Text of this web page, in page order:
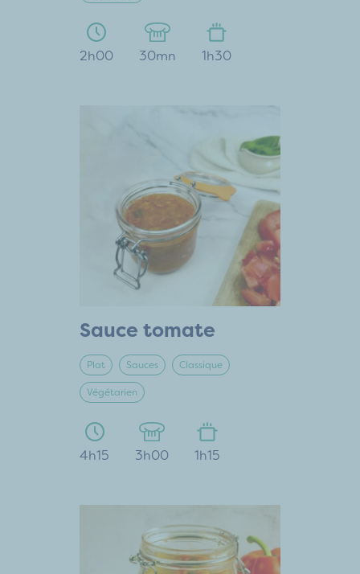
2h00 30mn 1h30
Sauce tomate
Plat Sauces Classique
Végétarien
4h15 3h00 1h15